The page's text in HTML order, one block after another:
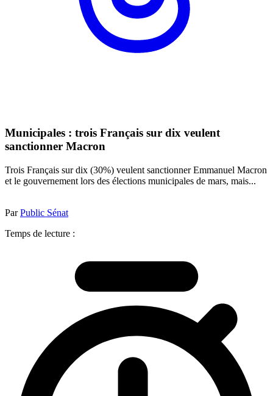
Municipales : trois Français sur dix veulent
sanctionner Macron
Trois Français sur dix (30%) veulent sanctionner Emmanuel Macron
et le gouvernement lors des élections municipales de mars, mais...
ParPublic Sénat
Temps de lecture :